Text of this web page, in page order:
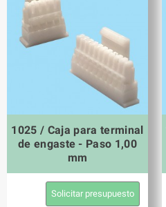
1025 / Caja para terminal
de engaste - Paso 1,00
mm
Solicitar presupuesto